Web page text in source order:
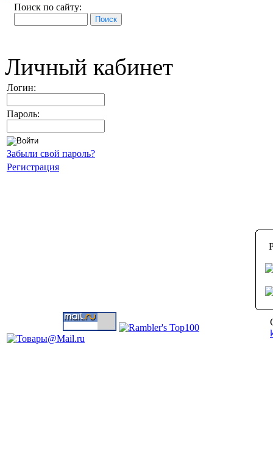
Поиск по сайту:
Личный кабинет
Логин:
Пароль:
Забыли свой пароль?
Регистрация